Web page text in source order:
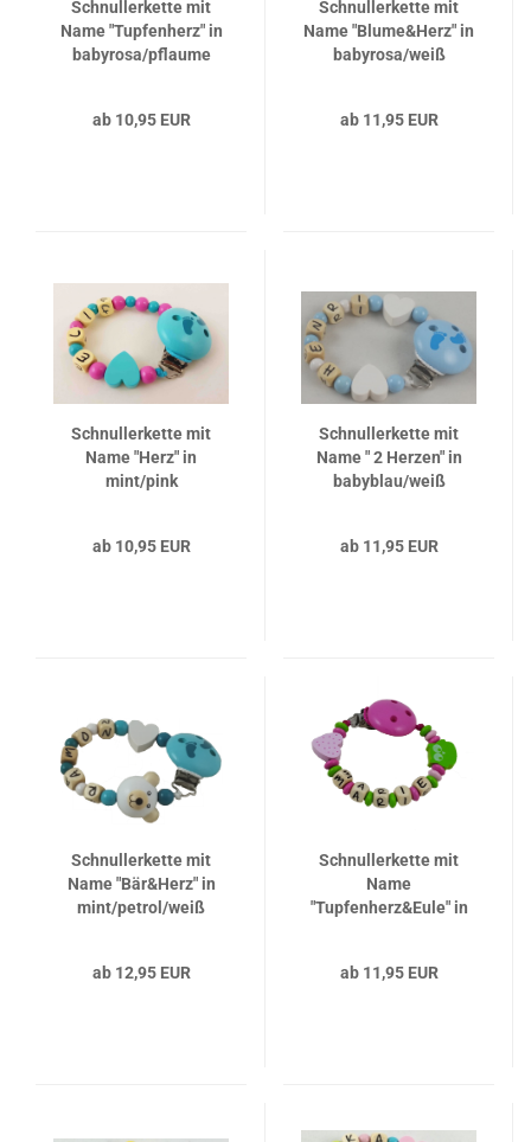
Schnullerkette mit
Name "Tupfenherz" in
babyrosa/pflaume
ab 10,95 EUR
Schnullerkette mit
Name "Blume&Herz" in
babyrosa/weiß
ab 11,95 EUR
Schnullerkette mit
Name "Herz" in
mint/pink
ab 10,95 EUR
Schnullerkette mit
Name " 2 Herzen" in
babyblau/weiß
ab 11,95 EUR
Schnullerkette mit
Name "Bär&Herz" in
mint/petrol/weiß
ab 12,95 EUR
Schnullerkette mit
Name
"Tupfenherz&Eule" in
ab 11,95 EUR